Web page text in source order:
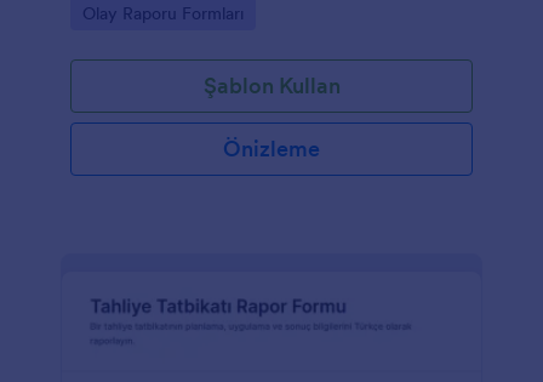
Go to Category:
Olay Raporu Formları
Şablon Kullan
Önizleme